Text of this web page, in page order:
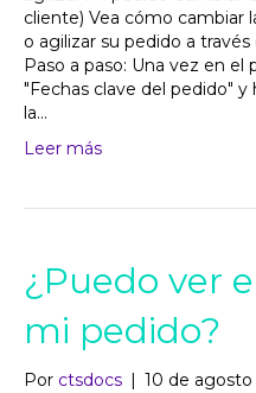
cliente) Vea cómo cambiar
o agilizar su pedido a
Paso a paso: Una vez en el
"Fechas clave del pedido" y
la...
Leer más
¿Puedo ver
mi pedido?
Por ctsdocs 10 de